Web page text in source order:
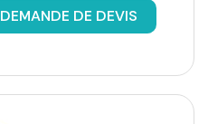
DEMANDE DE DEVIS